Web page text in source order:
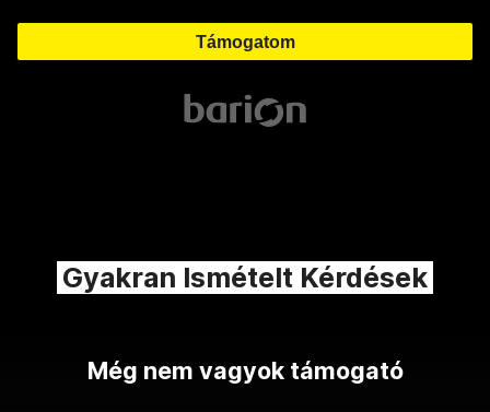
Gyakran Ismételt Kérdések
Még nem vagyok támogató